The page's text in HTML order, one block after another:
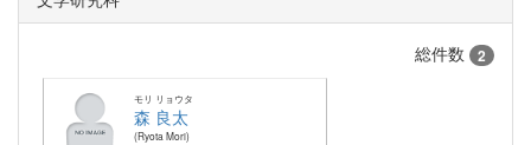
総件数 2
モリ リョウタ
森 良太
Ryota Mori